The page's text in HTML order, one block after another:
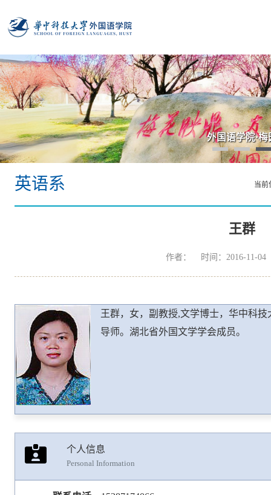
外国语学院·梅
英语系 当
王群
作者： 时间：2016-11-
王群，女，副教授,文学博士，华中科
导师。湖北省外国文学学会成员。
个人信息
Personal Information